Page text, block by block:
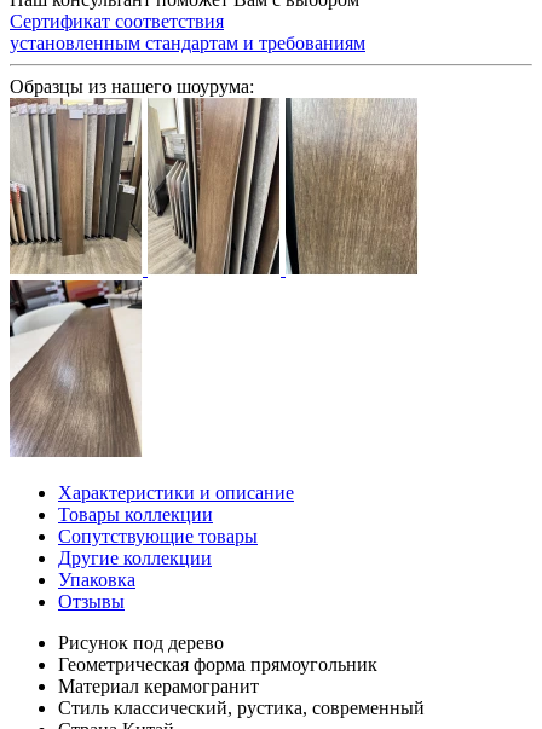
Сертификат соответствия
установленным стандартам и требованиям
Образцы из нашего шоурума:
Характеристики и описание
Товары коллекции
Сопутствующие товары
Другие коллекции
Упаковка
Отзывы
Рисунок под дерево
Геометрическая форма прямоугольник
Материал керамогранит
Стиль классический, рустика, современный